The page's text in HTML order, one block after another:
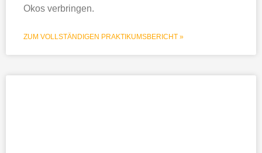
Okos verbringen.
ZUM VOLLSTÄNDIGEN PRAKTIKUMSBERICHT »